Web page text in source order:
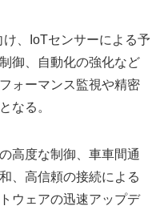
、IoTセンサーによる予
御、自動化の強化など
ォーマンス監視や精密
なる。
高度な制御、車車間通
、高信頼の接続による
ウェアの迅速アップデ